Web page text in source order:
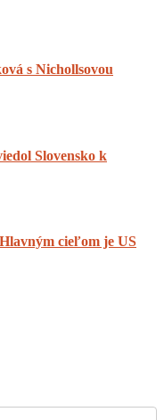
s Nichollsovou
Slovensko k
cieľom je US